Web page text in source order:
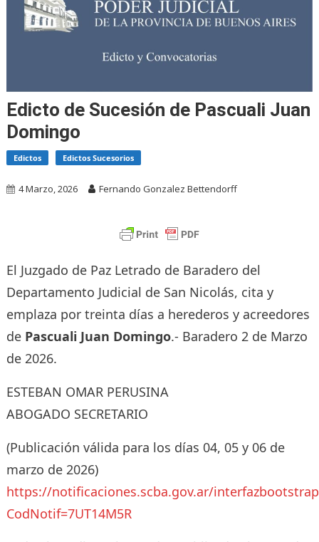
Edicto de Sucesión de Pascuali Juan
Domingo
Edictos Edictos Sucesorios
4 Marzo, 2026 Fernando Gonzalez Bettendorff
El Juzgado de Paz Letrado de Baradero del
Departamento Judicial de San Nicolás, cita y
emplaza por treinta días a herederos y acreedores
de Pascuali Juan Domingo.- Baradero 2 de Marzo
de 2026.
ESTEBAN OMAR PERUSINA
ABOGADO SECRETARIO
(Publicación válida para los días 04, 05 y 06 de
marzo de 2026)
https://notificaciones.scba.gov.ar/
CodNotif=7UT14M5R